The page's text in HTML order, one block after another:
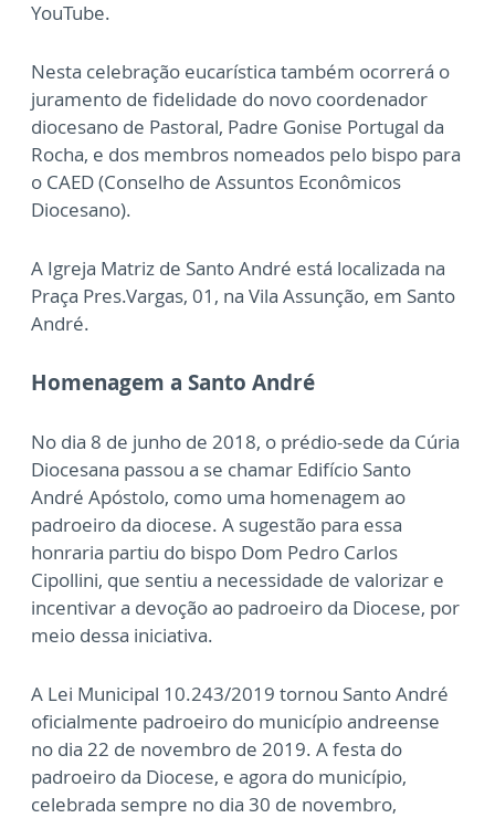
YouTube.
Nesta celebração eucarística também ocorrerá o
juramento de fidelidade do novo coordenador
diocesano de Pastoral, Padre Gonise Portugal da
Rocha, e dos membros nomeados pelo bispo para
o CAED (Conselho de Assuntos Econômicos
Diocesano).
A Igreja Matriz de Santo André está localizada na
Praça Pres.Vargas, 01, na Vila Assunção, em Santo
André.
Homenagem a Santo André
No dia 8 de junho de 2018, o prédio-sede da Cúria
Diocesana passou a se chamar Edifício Santo
André Apóstolo, como uma homenagem ao
padroeiro da diocese. A sugestão para essa
honraria partiu do bispo Dom Pedro Carlos
Cipollini, que sentiu a necessidade de valorizar e
incentivar a devoção ao padroeiro da Diocese, por
meio dessa iniciativa.
A Lei Municipal 10.243/2019 tornou Santo André
oficialmente padroeiro do município andreense
no dia 22 de novembro de 2019. A festa do
padroeiro da Diocese, e agora do município,
celebrada sempre no dia 30 de novembro,